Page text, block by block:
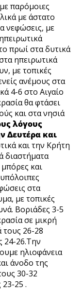
παρόμοιες
με άστατο
νεφώσεις, με
πρωί στα δυτικά
ηπειρωτικά
με τοπικές
ανέμους στα
4-6 στο Αιγαίο
θα φτάσει
και στα νησιά
λόγους
Δευτέρα και
και την Κρήτη
διαστήματα
και
στα
με τοπικές
Βοριάδες 3-5
σε μικρή
τους 26-28
24-26.Την
ηλιοφάνεια
άνοδο της
30-32
25 .